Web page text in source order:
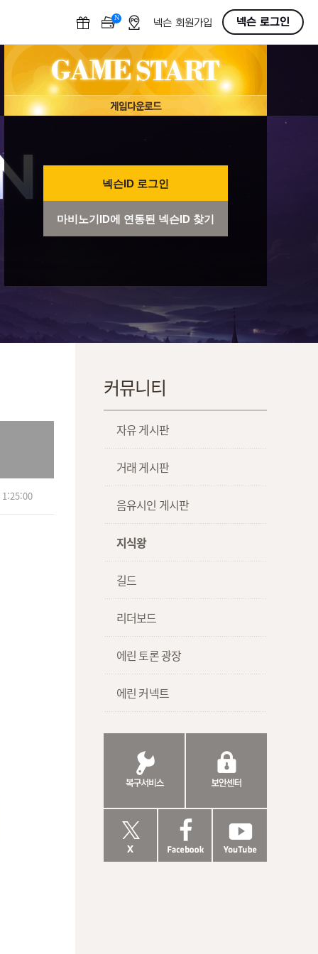
N OFF넥슨 회원가입 넥슨 로그인
넥슨ID 로그인
마비노기ID에 연동된 넥슨ID 찾기
커뮤니티
자유 게시판
거래 게시판
음유시인 게시판
지식왕
길드
리더보드
에린 토론 광장
에린 커넥트